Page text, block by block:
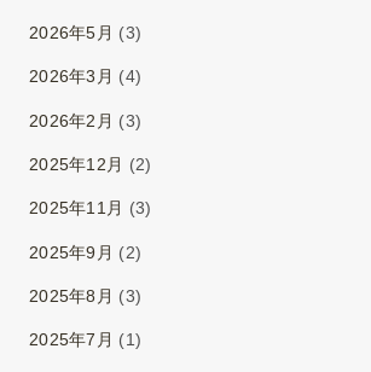
2026年5月 (3)
2026年3月 (4)
2026年2月 (3)
2025年12月 (2)
2025年11月 (3)
2025年9月 (2)
2025年8月 (3)
2025年7月 (1)